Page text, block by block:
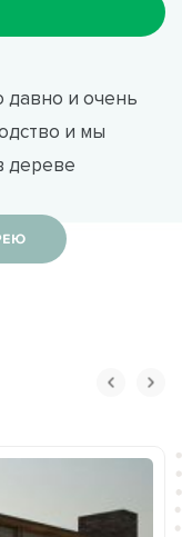
давно и очень
и мы
дереве